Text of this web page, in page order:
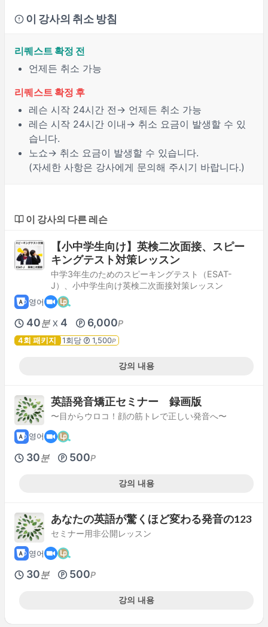
이 강사의 취소 방침
리퀘스트 확정 전
언제든 취소 가능
리퀘스트 확정 후
레슨 시작 24시간 전 → 언제든 취소 가능
레슨 시작 24시간 이내 → 취소 요금이 발생할 수 있
습니다.
노쇼→ 취소 요금이 발생할 수 있습니다.
(자세한 사항은 강사에게 문의해 주시기 바랍니다.)
이 강사의 다른 레슨
【小中学生向け】英検二次面接、スピー
キングテスト対策レッスン
中学3年生のためのスピーキングテスト（ESAT-
J）、小中学生向け英検二次面接対策レッスン
영어
40분 X 4 6,000P
4회 패키지 1회당 1,500P
강의 내용
英語発音矯正セミナー 録画版
〜目からウロコ！顔の筋トレで正しい発音へ〜
영어
30분 500P
강의 내용
あなたの英語が驚くほど変わる発音の123
セミナー用非公開レッスン
영어
30분 500P
강의 내용